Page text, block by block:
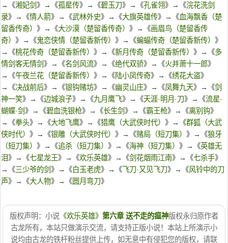
→《湘妃剑 》→《孤星传》→《碧玉刀》→《孔雀翎》→《浣花洗剑
录》→《情人箭》→《武林外史》→《大旗英雄传》→《血海飘香（楚
留香传奇） 》→《大沙漠（楚留香传奇） 》→《画眉鸟（楚留香传
奇） 》→《鬼恋侠情（楚留香新传） 》→《蝙蝠传奇（楚留香新传） 》
→《桃花传奇（楚留香新传） 》→《新月传奇（楚留香新传） 》→《多
情剑客无情剑 》→《名剑风流》→《绝代双骄》→《火并萧十一郎》
→《午夜兰花（楚留香新传） 》→《陆小凤传奇》→《绣花大盗》
→《决战前后》→《银钩赌坊》→《幽灵山庄》→《凤舞九天》→《剑
神一笑》→《边城浪子》→《九月鹰飞》→《天涯·明月·刀》→《流星·
蝴蝶·剑 》→《碧血洗银枪》→《长生剑 》→《霸王枪》→《离别钩》
→《拳头》→《大地飞鹰》→《猎鹰（大武侠时代） 》→《群狐（大武
侠时代） 》→《银雕（大武侠时代） 》→《赌局（短刀集） 》→《狼牙
（短刀集） 》→《追杀（短刀集） 》→《海神（短刀集） 》→《英雄无
泪》→《七星龙王》→《欢乐英雄》→《剑花烟雨江南》→《七杀手》
→《三少爷的剑 》→《白玉老虎》→《飞刀·又见飞刀》→《风铃中的刀
声》→《大人物》→《 圆月弯刀》
版权声明：小说 《欢乐英雄》 第六章 送不走的瘟神版权永归原作者
古龙所有，本站只做演示交流，请支持正版小说！本站上所演示小
说均由古龙的铁杆粉丝提供上传，如无意中有侵犯您的版权，请联